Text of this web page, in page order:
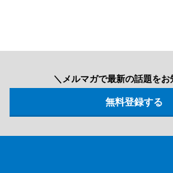
＼メルマガで最新の話題をお